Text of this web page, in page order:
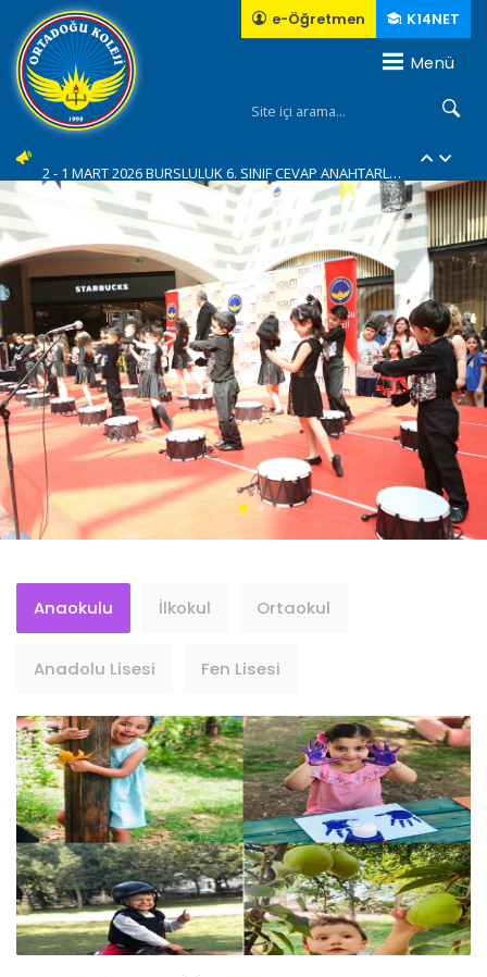
e-Öğretmen K14NET
Menü
10 - İl Şampiyonuyuz...???????????? (YENİ)
3 - 1 MART 2026 BURSLULUK 5. SINIF CEVAP ANAHTARLARI... (YENİ)
4 - 1 MART 2026 BURSLULUK 4. SINIF CEVAP ANAHTARLARI... (YENİ)
5 - Green Me eTwinning Projemiz... (YENİ)
6 - E-TWINING "MAGIC MASCOTS"
7 - 23 Nisan Ulusal egemenlik ve Çocuk Bayramını Forum AVM'de Coşkuyla kutladık....
8 - Geleneksel "Bisiklet Turumuz"....
9 - Van'dayız!... Van Gezimiz... (YENİ)
10 - İl Şampiyonuyuz...???????????? (YENİ)
Anaokulu İlkokul Ortaokul
Anadolu Lisesi Fen Lisesi